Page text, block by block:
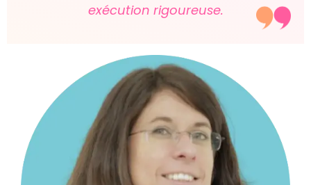
exécution rigoureuse.